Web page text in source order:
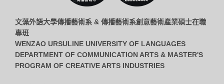
文藻外語大學傳播藝術系 & 傳播藝術系創意藝術產業碩士在職
專班
WENZAO URSULINE UNIVERSITY OF LANGUAGES
DEPARTMENT OF COMMUNICATION ARTS & MASTER'S
PROGRAM OF CREATIVE ARTS INDUSTRIES